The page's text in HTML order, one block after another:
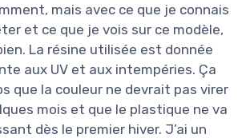
mais avec ce que je connais
et ce que je vois sur ce modèle,
La résine utilisée est donnée
aux UV et aux intempéries. Ça
que la couleur ne devrait pas virer
mois et que le plastique ne va
dès le premier hiver. J’ai un